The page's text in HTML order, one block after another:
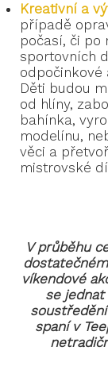
Kreativní a
případě
počasí, či po
sportovních
odpočinkové
Děti budou
od hlíny,
bahínka,
modelínu,
věci a
mistrovské
V průběhu
víkendové
se
spaní v